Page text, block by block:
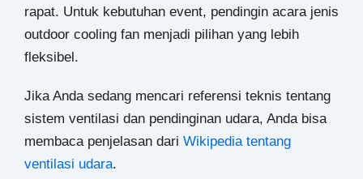
rapat. Untuk kebutuhan event, pendingin acara jenis
outdoor cooling fan menjadi pilihan yang lebih
fleksibel.
Jika Anda sedang mencari referensi teknis tentang
sistem ventilasi dan pendinginan udara, Anda bisa
membaca penjelasan dari Wikipedia tentang
ventilasi udara.